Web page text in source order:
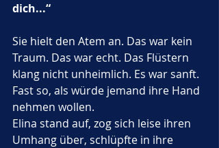
dich...“
Sie hielt den Atem an. Das war kein
Traum. Das war echt. Das Flüstern
klang nicht unheimlich. Es war sanft.
Fast so, als würde jemand ihre Hand
nehmen wollen.
Elina stand auf, zog sich leise ihren
Umhang über, schlüpfte in ihre